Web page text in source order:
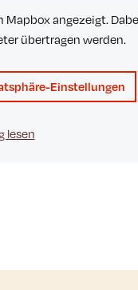
angezeigt.
übertragen werden.
Einstellungen
lesen